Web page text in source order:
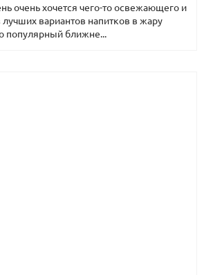
очень хочется чего-то освежающего и
вариантов напитков в жару
популярный ближне...